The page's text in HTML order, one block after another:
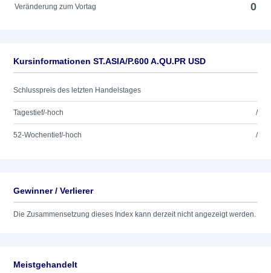
Veränderung zum Vortag 0
Kursinformationen ST.ASIA/P.600 A.QU.PR USD
Schlusspreis des letzten Handelstages
Tagestief/-hoch /
52-Wochentief/-hoch /
Gewinner / Verlierer
Die Zusammensetzung dieses Index kann derzeit nicht angezeigt werden.
Meistgehandelt